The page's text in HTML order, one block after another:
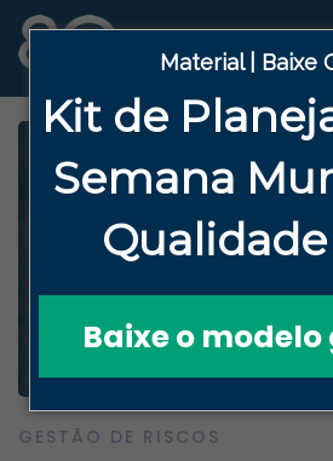
Material | Baixe
Kit de
Semana
Baixe o
GESTÃO DE RISCOS